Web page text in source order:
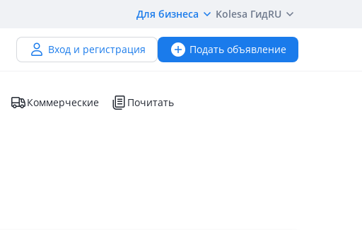
Для бизнеса Kolesa ГидRU
Вход и регистрация Подать объявление
Коммерческие Почитать